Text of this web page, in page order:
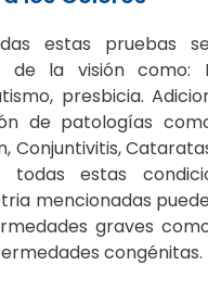
estas pruebas
de la visión como:
presbicia.
de patologías
Conjuntivitis,
todas estas
mencionadas
graves
congénitas.